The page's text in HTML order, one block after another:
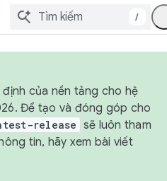
/
của nền tảng cho hệ
Để tạo và đóng góp cho
release sẽ luôn tham
tin, hãy xem bài viết